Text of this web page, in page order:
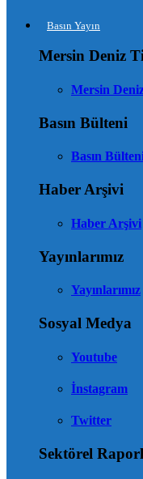
Basın Yayın
Mersin Deniz
Mersin
Basın Bülteni
Basın
Haber Arşivi
Haber Arşivi
Yayınlarımız
Yayınlarımız
Sosyal Medya
Youtube
İnstagram
Twitter
Sektörel